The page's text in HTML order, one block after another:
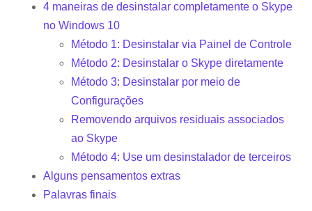
4 maneiras de desinstalar completamente o Skype
no Windows 10
Método 1: Desinstalar via Painel de Controle
Método 2: Desinstalar o Skype diretamente
Método 3: Desinstalar por meio de
Configurações
Removendo arquivos residuais associados
ao Skype
Método 4: Use um desinstalador de terceiros
Alguns pensamentos extras
Palavras finais